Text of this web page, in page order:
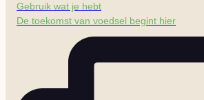
Gebruik wat je hebt
De toekomst van voedsel begint hier